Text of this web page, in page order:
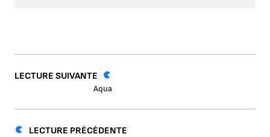
LECTURE PRÉCÉDENTE
LECTURE SUIVANTE
Aqua